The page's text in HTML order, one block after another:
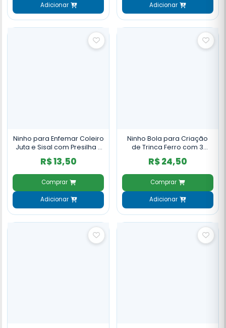
Adicionar Adicionar
Ninho para Enfemar Coleiro
Juta e Sisal com Presilha -
R$ 13,50
Comprar
Adicionar
Ninho Bola para Criação
de Trinca Ferro com 3
entradas Sisal - NH79
R$ 24,50
Comprar
Adicionar